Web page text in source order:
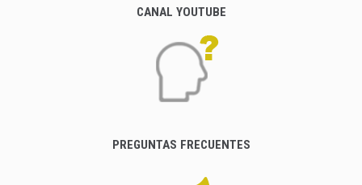
CANAL YOUTUBE
PREGUNTAS FRECUENTES